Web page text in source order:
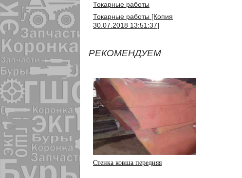
Токарные работы
Токарные работы [Копия
30.07.2018 13:51:37]
РЕКОМЕНДУЕМ
Стенка ковша передняя